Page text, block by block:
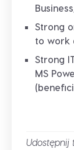
Strong
to work
Strong
MS